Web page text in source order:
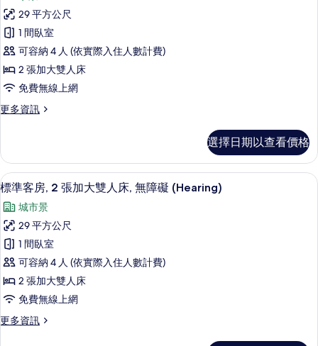
礙
(Mobility,
Bathtub)
的
所
有
雙
人
床,
無
礙
(Mobility,
的
榮
客
房,
2
張
大
人
床,
無
障
礙,
海
灣
景
觀
(Water
29 平方公尺
1 間臥室
可容納 4 人 (依實際入住人數計費)
2 張加大雙人床
免費無線上網
更多資訊
更
客
房,
2
加
大
雙
人
床,
無
障
礙,
灣
選擇日期以查看價格
顯
示
標
準
客
房,
2
張
加
客房內保險箱、書桌、隔音、熨斗/熨
5
標準客房, 2 張加大雙人床, 無障礙 (Hearing)
城市景
29 平方公尺
1 間臥室
可容納 4 人 (依實際入住人數計費)
2 張加大雙人床
免費無線上網
更多資訊
更